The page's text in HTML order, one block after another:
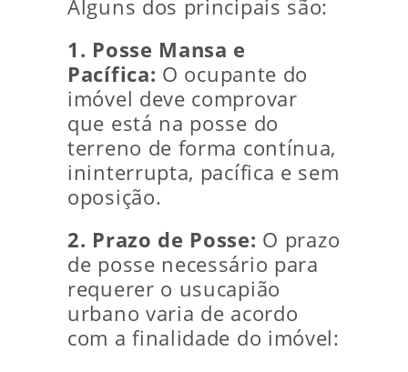
Alguns dos principais são:
1. Posse Mansa e
Pacífica: O ocupante do
imóvel deve comprovar
que está na posse do
terreno de forma contínua,
ininterrupta, pacífica e sem
oposição.
2. Prazo de Posse: O prazo
de posse necessário para
requerer o usucapião
urbano varia de acordo
com a finalidade do imóvel: